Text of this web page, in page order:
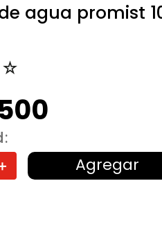
agua promist
☆
Agregar